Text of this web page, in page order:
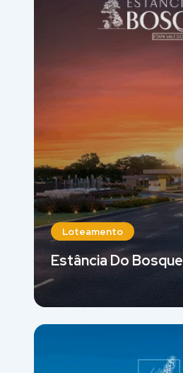
Loteamento
Estância Do Bosque